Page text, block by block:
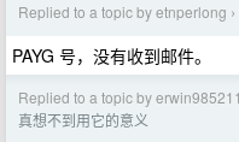
Replied to a topic by etnperlong ›
PAYG 号，没有收到邮件。
Replied to a topic by erwin985211
真想不到用它的意义